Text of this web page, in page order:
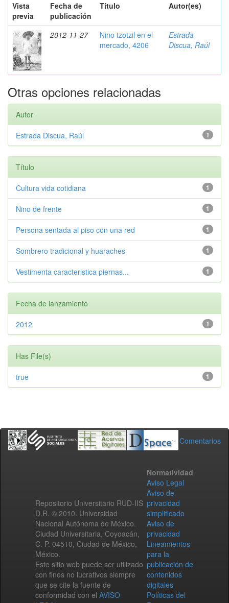
Vista
previa
Fecha de
publicación
Título Autor(es)
2012-11-27
Nino tzotzil en el
mercado, 4206
Estrada
Discua, Raúl
Otras opciones relacionadas
Autor
1
Estrada Discua, Raúl
Título
1
Cultura vida cotidiana
1
Nino de frente
1
Persona sentada al piso con una red
1
Sombrero tradicional y huaraches
1
Vestimenta caracteristica piernas...
Fecha de lanzamiento
1
2012
Has File(s)
1
true
Comentarios
Repositorio Universitario RUD-IIS
D.R. © 2010. Universidad
Nacional Autónoma de México.
Ciudad Universitaria, Coyoacán,
C. P. 04510, Ciudad de México,
México.
Este sitio web puede ser utilizado
con fines no lucrativos siempre
que se cite la fuente de
conformidad con el AVISO
Normatividad
Aviso Legal
Aviso de
privacidad
simplificado
Aviso de
privacidad
Lineamientos
para la
publicación de
contenidos
digitales
Políticas del